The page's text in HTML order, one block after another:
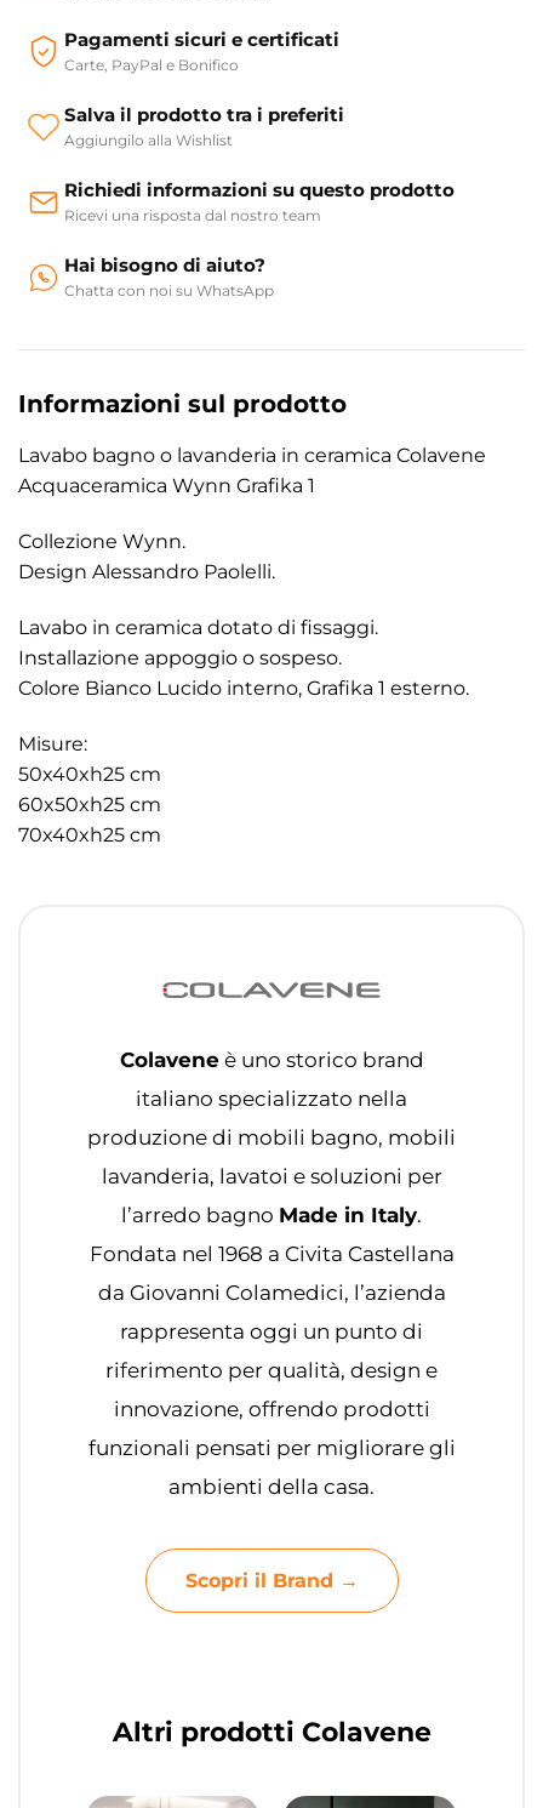
Pagamenti sicuri e certificati
Carte, PayPal e Bonifico
Salva il prodotto tra i preferiti
Aggiungilo alla Wishlist
Richiedi informazioni su questo prodotto
Ricevi una risposta dal nostro team
Hai bisogno di aiuto?
Chatta con noi su WhatsApp
Informazioni sul prodotto
Lavabo bagno o lavanderia in ceramica Colavene
Acquaceramica Wynn Grafika 1
Collezione Wynn.
Design Alessandro Paolelli.
Lavabo in ceramica dotato di fissaggi.
Installazione appoggio o sospeso.
Colore Bianco Lucido interno, Grafika 1 esterno.
Misure:
50x40xh25 cm
60x50xh25 cm
70x40xh25 cm
Colaveneè uno storico brand
italiano specializzato nella
produzione di mobili bagno, mobili
lavanderia, lavatoi e soluzioni per
l’arredo bagno Made in Italy.
Fondata nel 1968 a Civita Castellana
da Giovanni Colamedici, l’azienda
rappresenta oggi un punto di
riferimento per qualità, design e
innovazione, offrendo prodotti
funzionali pensati per migliorare gli
ambienti della casa.
Scopri il Brand →
Altri prodotti Colavene